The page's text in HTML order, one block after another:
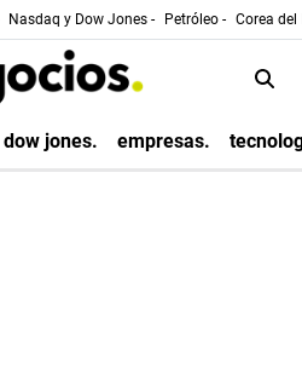
Nasdaq y Dow Jones - Petróleo - Corea
dow jones. empresas.